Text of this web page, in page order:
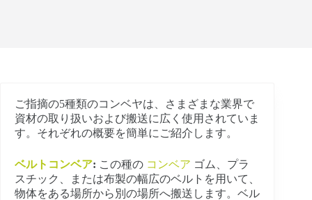
ご指摘の5種類のコンベヤは、さまざまな業界で
資材の取り扱いおよび搬送に広く使用されていま
す。それぞれの概要を簡単にご紹介します。
ベルトコンベア: この種の コンベア ゴム、プラ
スチック、または布製の幅広のベルトを用いて、
物体をある場所から別の場所へ搬送します。ベル